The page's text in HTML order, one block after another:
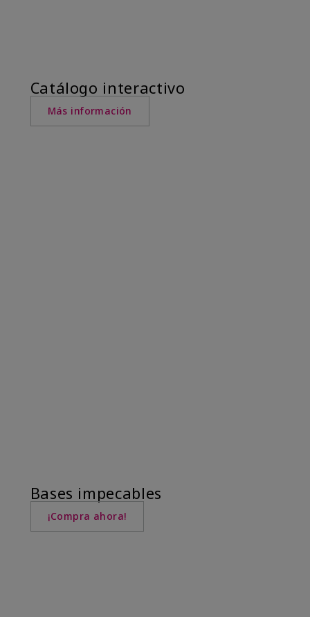
Catálogo interactivo
Más información
Bases impecables
¡Compra ahora!